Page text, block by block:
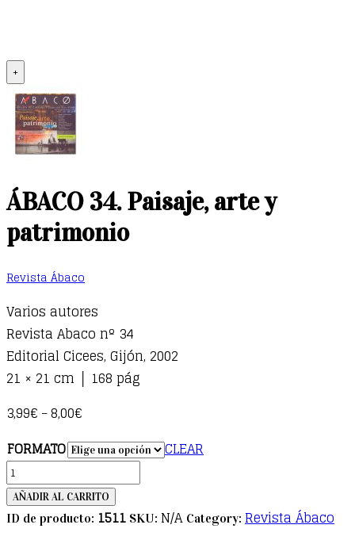
+
ÁBACO 34. Paisaje, arte y
patrimonio
Revista Ábaco
Varios autores
Revista Abaco nº 34
Editorial Cicees, Gijón, 2002
21 × 21 cm │ 168 pág
3,99€ – 8,00€
FORMATO
CLEAR
ÁBACO
34.
Paisaje,
AÑADIR AL CARRITO
ID de producto: 1511 SKU: N/A Category: Revista Ábaco